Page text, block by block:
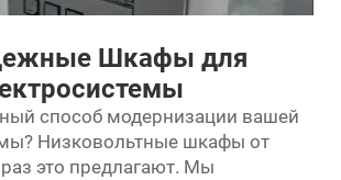
Шкафы для
способ модернизации вашей
Низковольтные шкафы от
это предлагают. Мы